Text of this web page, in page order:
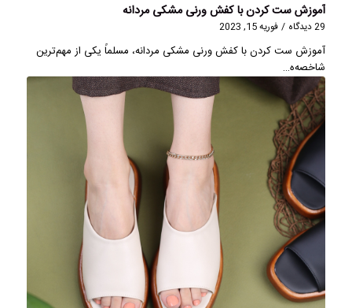
آموزش ست کردن با کفش ورنی مشکی مردانه
29 دیدگاه / فوریه 15, 2023
آموزش ست کردن با کفش ورنی مشکی مردانه، مسلماً یکی از مهم‌ترین
شاخصه‌ه…